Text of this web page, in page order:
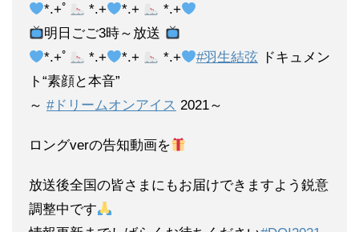
*.+ﾟ *.+ *.+
*.+
明日ごご3時～放送
*.+ﾟ
*.+ *.+ *.+ #羽生結弦ドキュメン
ト“素顔と本音”
～ #ドリームオンアイス 2021～
ロングverの告知動画を
放送後全国の皆さまにもお届けできますよう鋭意
調整中です